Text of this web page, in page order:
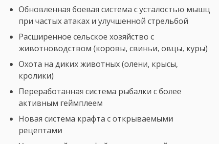
Обновленная боевая система с усталостью мышц
при частых атаках и улучшенной стрельбой
Расширенное сельское хозяйство с
животноводством (коровы, свиньи, овцы, куры)
Охота на диких животных (олени, крысы,
кролики)
Переработанная система рыбалки с более
активным геймплеем
Новая система крафта с открываемыми
рецептами